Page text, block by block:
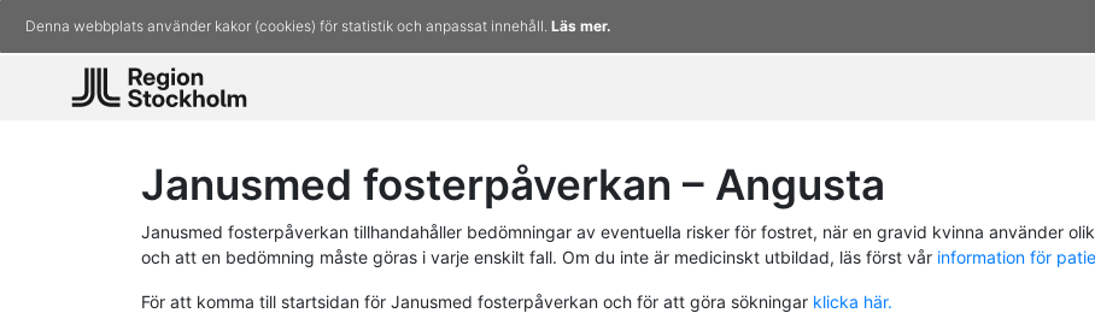
Denna webbplats använder kakor (cookies) för statistik och anpassat innehåll. Läs mer.
Janusmed fosterpåverkan – Angusta
Janusmed fosterpåverkan tillhandahåller bedömningar av eventuella risker för fostret, när en gravid kvinna använder
och att en bedömning måste göras i varje enskilt fall. Om du inte är medicinskt utbildad, läs först vår information för
För att komma till startsidan för Janusmed fosterpåverkan och för att göra sökningar klicka här.